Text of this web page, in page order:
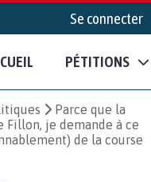
Se connecter
PÉTITIONS
Parce que la
Fillon, je demande à ce
de la course